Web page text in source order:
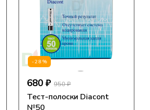
-28%
680 ₽ 950 ₽
Тест-полоски Diacont
№50